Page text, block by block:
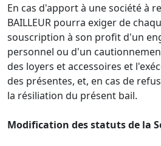
En cas d'apport à une société à
BAILLEUR pourra exiger de
souscription à son profit d'un
personnel ou d'un
des loyers et accessoires et
des présentes, et, en cas de
la résiliation du présent bail.
Modification des statuts de la